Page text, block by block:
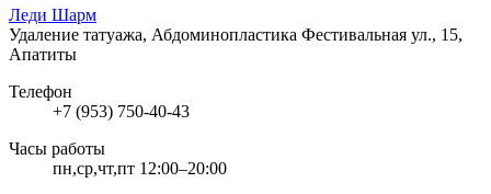
Леди Шарм
Удаление татуажа, Абдоминопластика Фестивальная ул., 15,
Апатиты
Телефон
+7 (953) 750-40-43
Часы работы
пн,ср,чт,пт 12:00–20:00